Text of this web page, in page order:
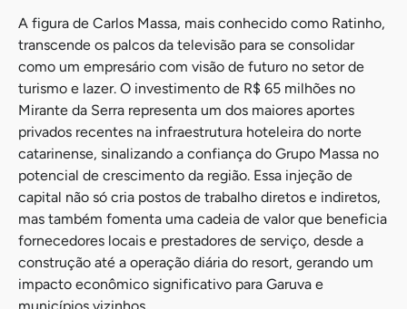
A figura de Carlos Massa, mais conhecido como Ratinho,
transcende os palcos da televisão para se consolidar
como um empresário com visão de futuro no setor de
turismo e lazer. O investimento de R$ 65 milhões no
Mirante da Serra representa um dos maiores aportes
privados recentes na infraestrutura hoteleira do norte
catarinense, sinalizando a confiança do Grupo Massa no
potencial de crescimento da região. Essa injeção de
capital não só cria postos de trabalho diretos e indiretos,
mas também fomenta uma cadeia de valor que beneficia
fornecedores locais e prestadores de serviço, desde a
construção até a operação diária do resort, gerando um
impacto econômico significativo para Garuva e